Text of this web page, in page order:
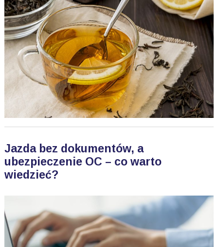
Jazda bez dokumentów, a
ubezpieczenie OC – co warto
wiedzieć?